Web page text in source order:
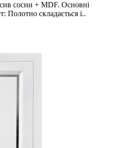
сосни + MDF. Основні
Полотно складається і..